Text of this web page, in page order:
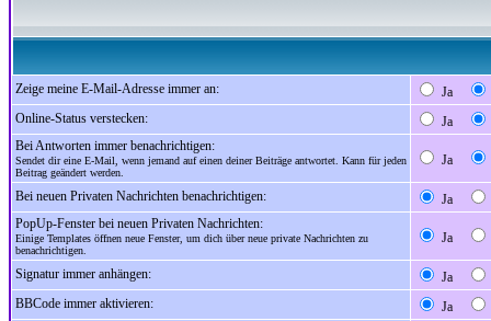
Zeige meine E-Mail-Adresse immer an:
Ja
Online-Status verstecken:
Ja
Bei Antworten immer benachrichtigen:
Sendet dir eine E-Mail, wenn jemand auf einen deiner Beiträge antwortet. Kann für jeden
Beitrag geändert werden.
Ja
Bei neuen Privaten Nachrichten benachrichtigen:
Ja
PopUp-Fenster bei neuen Privaten Nachrichten:
Einige Templates öffnen neue Fenster, um dich über neue private Nachrichten zu
benachrichtigen.
Ja
Signatur immer anhängen:
Ja
BBCode immer aktivieren:
Ja